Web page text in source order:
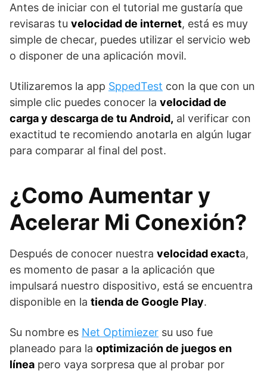
Antes de iniciar con el tutorial me gustaría que
revisaras tu velocidad de internet, está es muy
simple de checar, puedes utilizar el servicio web
o disponer de una aplicación movil.
Utilizaremos la app SppedTest con la que con un
simple clic puedes conocer la velocidad de
carga y descarga de tu Android, al verificar con
exactitud te recomiendo anotarla en algún lugar
para comparar al final del post.
¿Como Aumentar y
Acelerar Mi Conexión?
Después de conocer nuestra velocidad exacta,
es momento de pasar a la aplicación que
impulsará nuestro dispositivo, está se encuentra
disponible en la tienda de Google Play.
Su nombre es Net Optimiezer su uso fue
planeado para la optimización de juegos en
línea pero vaya sorpresa que al probar por